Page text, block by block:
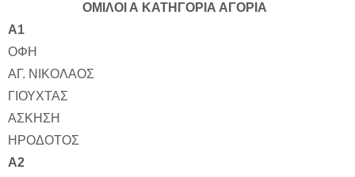
ΟΜΙΛΟΙ Α ΚΑΤΗΓΟΡΙΑ ΑΓΟΡΙΑ
Α1
ΟΦΗ
ΑΓ. ΝΙΚΟΛΑΟΣ
ΓΙΟΥΧΤΑΣ
ΑΣΚΗΣΗ
ΗΡΟΔΟΤΟΣ
Α2